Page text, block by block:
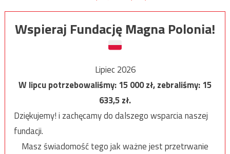
Wspieraj Fundację Magna Polonia!
Lipiec 2026
W lipcu potrzebowaliśmy:15 000zł, zebraliśmy:15
633,5zł.
Dziękujemy! i zachęcamy do dalszego wsparcia naszej
fundacji.
Masz świadomość tego jak ważne jest przetrwanie